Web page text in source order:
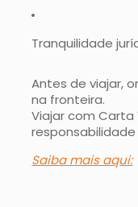
Tranquilidade
Antes de viajar,
na fronteira.
Viajar com Carta
Saiba mais aqui: